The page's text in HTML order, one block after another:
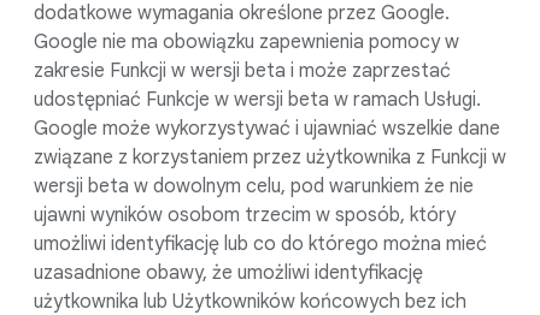
dodatkowe wymagania określone przez Google.
Google nie ma obowiązku zapewnienia pomocy w
zakresie Funkcji w wersji beta i może zaprzestać
udostępniać Funkcje w wersji beta w ramach Usługi.
Google może wykorzystywać i ujawniać wszelkie dane
związane z korzystaniem przez użytkownika z Funkcji w
wersji beta w dowolnym celu, pod warunkiem że nie
ujawni wyników osobom trzecim w sposób, który
umożliwi identyfikację lub co do którego można mieć
uzasadnione obawy, że umożliwi identyfikację
użytkownika lub Użytkowników końcowych bez ich